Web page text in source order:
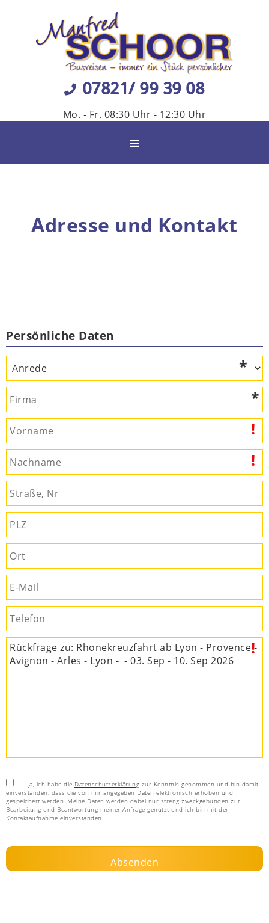
07821/ 99 39 08
Mo. - Fr. 08:30 Uhr - 12:30 Uhr
≡
Adresse und Kontakt
Persönliche Daten
Ja, ich habe die Datenschutzerklärung zur Kenntnis genommen und bin damit
einverstanden, dass die von mir angegeben Daten elektronisch erhoben und
gespeichert werden. Meine Daten werden dabei nur streng zweckgebunden zur
Bearbeitung und Beantwortung meiner Anfrage genutzt und ich bin mit der
Kontaktaufnahme einverstanden.
Absenden